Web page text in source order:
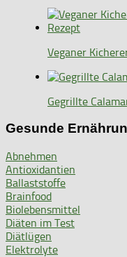
Veganer
Gegrillte
Gesunde
Abnehmen
Antioxidantien
Ballaststoffe
Brainfood
Biolebensmittel
Diäten im Test
Diätlügen
Elektrolyte